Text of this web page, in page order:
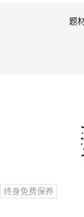
题
终身免费保养